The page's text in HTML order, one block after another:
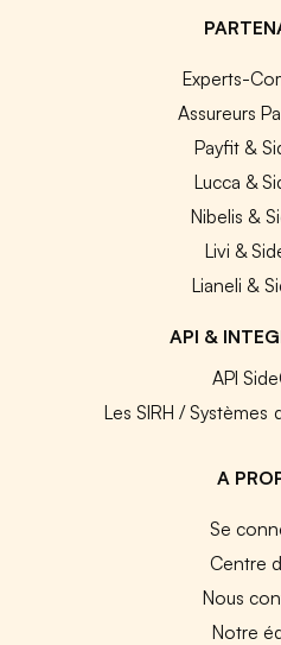
Experts-
Assureurs
Payfit &
Lucca &
Nibelis &
Livi &
Lianeli &
API &
API
Les SIRH /
A
Se
Centre
Nous
Notre